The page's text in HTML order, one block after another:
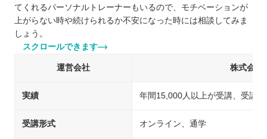
てくれるパーソナルトレーナーもいるので、モチベーションが
上がらない時や続けられるか不安になった時には相談してみま
しょう。
スクロールできます
運営会社 株式会社
実績 年間15,000人以上が受講、受講
受講形式 オンライン、通学